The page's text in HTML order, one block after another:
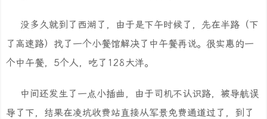
没多久就到了西湖了，由于是下午时候了，先在半路（下
了高速路）找了一个小餐馆解决了中午餐再说。很实惠的一
个中午餐，5个人，吃了128大洋。
中间还发生了一点小插曲，由于司机不认识路，被导航误
导了下，结果在凌坑收费站直接从军景免费通道过了，到了